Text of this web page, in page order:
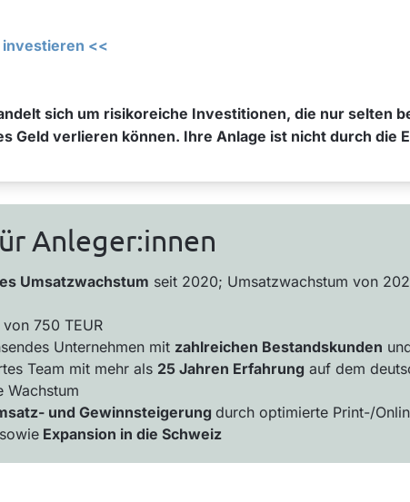
<<
sich um risikoreiche Investitionen, die nur selten
Geld verlieren können. Ihre Anlage ist nicht durch die
Anleger:innen
Umsatzwachstum seit 2020; Umsatzwachstum von
750 TEUR
Unternehmen mit zahlreichen Bestandskunden
Team mit mehr als 25 Jahren Erfahrung auf dem
Wachstum
und Gewinnsteigerung durch optimierte Print-/
Expansion in die Schweiz